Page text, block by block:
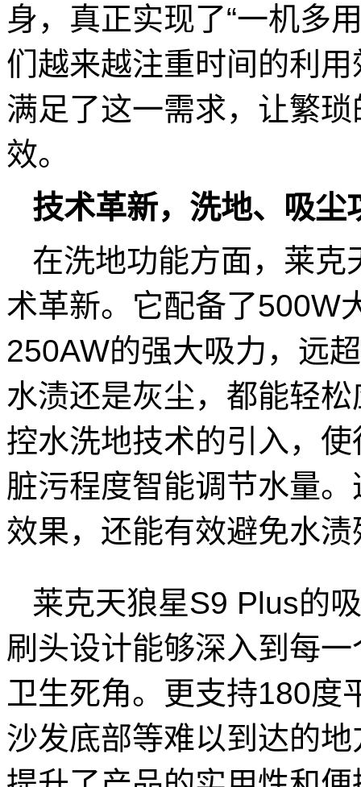
身，真正实现了“一机多
们越来越注重时间的利
满足了这一需求，让繁
效。
技术革新，洗地、吸尘
在洗地功能方面，莱
术革新。它配备了500W
250AW的强大吸力，远
水渍还是灰尘，都能轻
控水洗地技术的引入，
脏污程度智能调节水量
效果，还能有效避免水
莱克天狼星S9 Plus的
刷头设计能够深入到每
卫生死角。更支持180度
沙发底部等难以到达的